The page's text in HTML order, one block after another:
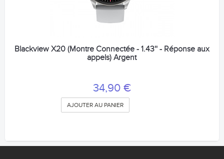
Blackview X20 (Montre Connectée - 1.43'' - Réponse aux
appels) Argent
34,90 €
AJOUTER AU PANIER